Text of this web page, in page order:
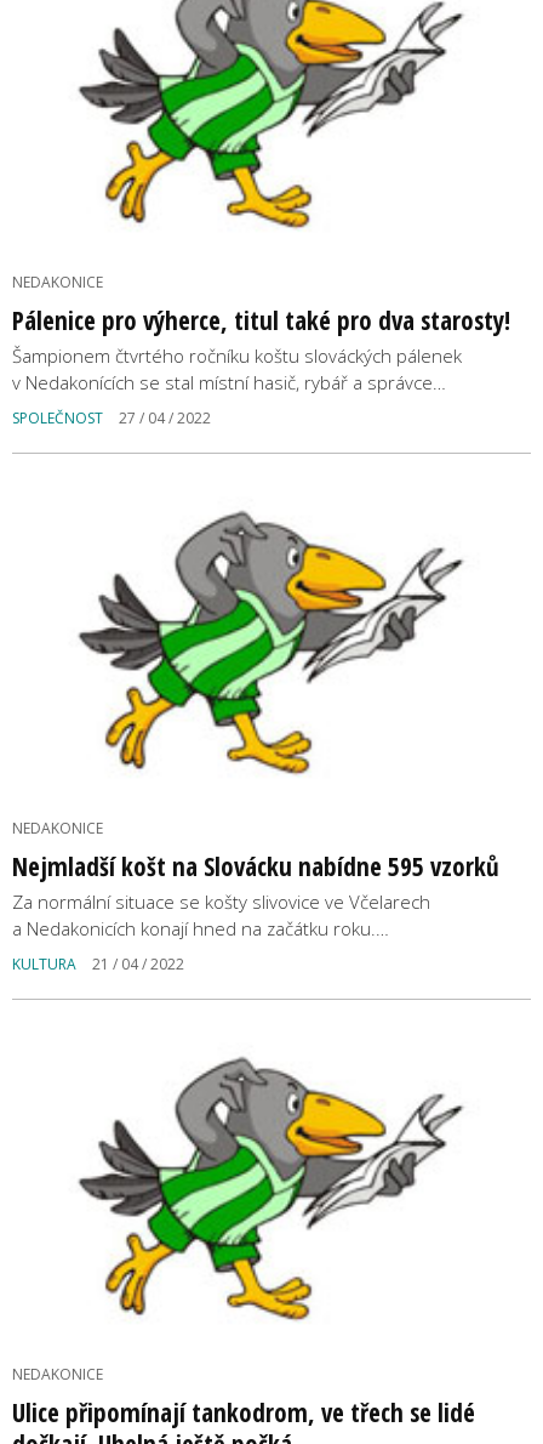
NEDAKONICE
Pálenice pro výherce, titul také pro dva starosty!
Šampionem čtvrtého ročníku koštu slováckých pálenek
v Nedakonících se stal místní hasič, rybář a správce…
SPOLEČNOST 27 / 04 / 2022
NEDAKONICE
Nejmladší košt na Slovácku nabídne 595 vzorků
Za normální situace se košty slivovice ve Včelarech
a Nedakonicích konají hned na začátku roku.…
KULTURA 21 / 04 / 2022
NEDAKONICE
Ulice připomínají tankodrom, ve třech se lidé